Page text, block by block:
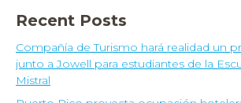
Recent Posts
Compañía de Turismo hará realidad un
junto a Jowell para estudiantes de la
Mistral